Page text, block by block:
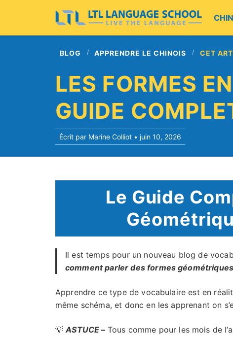
BLOG APPRENDRE LE CHINOIS CET
LES FORMES
GUIDE
Écrit par Marine Colliot • juin 10, 2026
Le Guide
Il est temps pour un nouveau blog de
comment parler des formes géométriques
Apprendre ce type de vocabulaire est en
même schéma, et donc en les apprenant on
💡ASTUCE – Tous comme pour les mois de